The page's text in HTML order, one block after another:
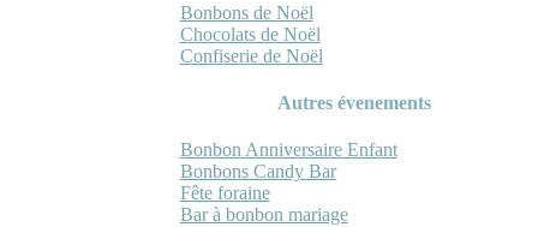
Bonbons de Noël
Chocolats de Noël
Confiserie de Noël
Autres évenements
Bonbon Anniversaire Enfant
Bonbons Candy Bar
Fête foraine
Bar à bonbon mariage